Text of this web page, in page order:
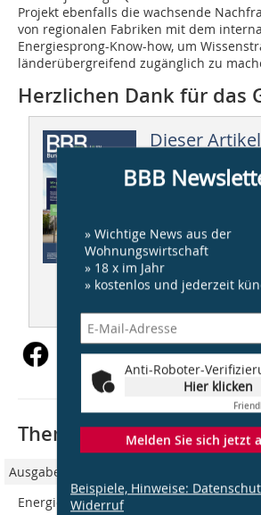
Projekt ebenfalls die wachsende
von regionalen Fabriken mit dem
Energiesprong-Know-how, um
länderübergreifend zugänglich zu
Herzlichen Dank für das
Dieser
BBB 09/
BBB
» Wichtige News aus der
Wohnungswirtschaft
» 18 x im Jahr
» kostenlos und jederzeit
Anti-Roboter-
Hier klicken
Melden Sie sich jetzt
Beispiele, Hinweise:
Widerruf
Thematisch passende
Ausgabe 09/2024
Energiesprong-Prinzip